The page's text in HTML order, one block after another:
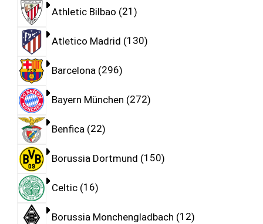
Athletic Bilbao 21
Atletico Madrid 130
Barcelona 296
Bayern München 272
Benfica 22
Borussia Dortmund 150
Celtic 16
Borussia Monchengladbach 12